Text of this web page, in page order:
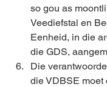
so gou as
Veediefstal en
Eenheid, in die
die GDS,
Die
die VDBSE moet